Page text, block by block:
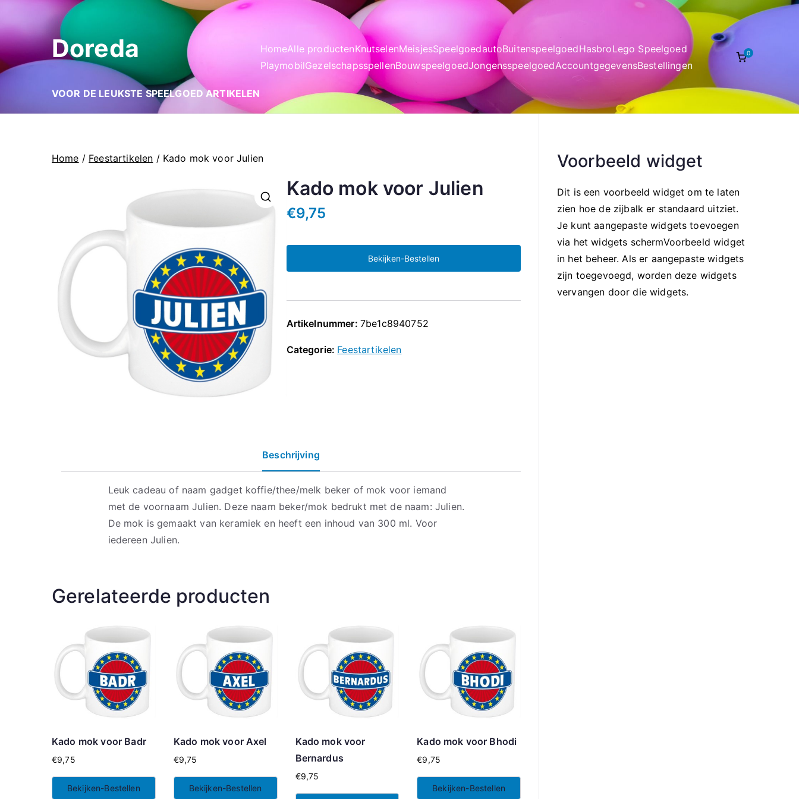
naar
de
inhoud
Doreda
VOOR DE LEUKSTE SPEELGOED ARTIKELEN
HomeAlle productenKnutselenMeisjesSpeelgoedautoBuitenspeelgoedHasbroLego Speelgoed
PlaymobilGezelschapsspellenBouwspeelgoedJongensspeelgoedAccountgegevensBestellingen
0
Home / Feestartikelen / Kado mok voor Julien
🔍
Kado mok voor Julien
€9,75
Bekijken-Bestellen
Artikelnummer: 7be1c8940752
Categorie: Feestartikelen
Beschrijving
Leuk cadeau of naam gadget koffie/thee/melk beker of mok voor iemand
met de voornaam Julien. Deze naam beker/mok bedrukt met de naam: Julien.
De mok is gemaakt van keramiek en heeft een inhoud van 300 ml. Voor
iedereen Julien.
Gerelateerde producten
Kado mok voor Badr
€9,75
Bekijken-Bestellen
Kado mok voor Axel
€9,75
Bekijken-Bestellen
Kado mok voor
Bernardus
€9,75
Kado mok voor Bhodi
€9,75
Bekijken-Bestellen
Voorbeeld widget
Dit is een voorbeeld widget om te laten
zien hoe de zijbalk er standaard uitziet.
Je kunt aangepaste widgets toevoegen
via het widgets schermVoorbeeld widget
in het beheer. Als er aangepaste widgets
zijn toegevoegd, worden deze widgets
vervangen door die widgets.